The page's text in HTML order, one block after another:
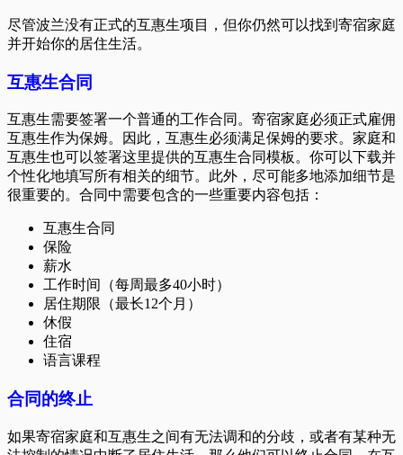
尽管波兰没有正式的互惠生项目，但你仍然可以找到寄宿家庭
并开始你的居住生活。
互惠生合同
互惠生需要签署一个普通的工作合同。寄宿家庭必须正式雇佣
互惠生作为保姆。因此，互惠生必须满足保姆的要求。家庭和
互惠生也可以签署这里提供的互惠生合同模板。你可以下载并
个性化地填写所有相关的细节。此外，尽可能多地添加细节是
很重要的。合同中需要包含的一些重要内容包括：
互惠生合同
保险
薪水
工作时间（每周最多40小时）
居住期限（最长12个月）
休假
住宿
语言课程
合同的终止
如果寄宿家庭和互惠生之间有无法调和的分歧，或者有某种无